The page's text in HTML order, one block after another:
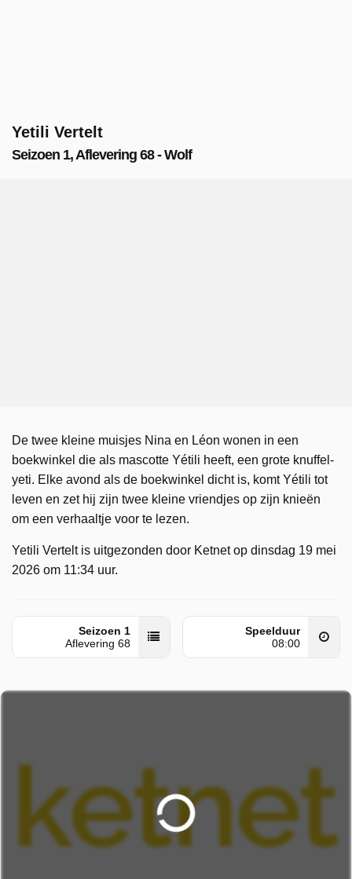
Yetili Vertelt
Seizoen 1, Aflevering 68 - Wolf
De twee kleine muisjes Nina en Léon wonen in een
boekwinkel die als mascotte Yétili heeft, een grote knuffel-
yeti. Elke avond als de boekwinkel dicht is, komt Yétili tot
leven en zet hij zijn twee kleine vriendjes op zijn knieën
om een verhaaltje voor te lezen.
Yetili Vertelt is uitgezonden door Ketnet op dinsdag 19 mei
2026 om 11:34 uur.
Seizoen 1
Aflevering 68
Speelduur
08:00